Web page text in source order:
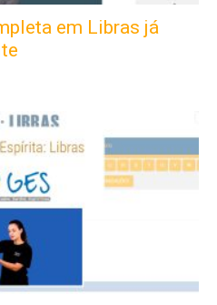
em Libras já